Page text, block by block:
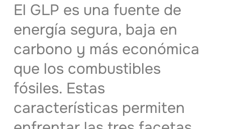
El GLP es una fuente de
energía segura, baja en
carbono y más económica
que los combustibles
fósiles. Estas
características permiten